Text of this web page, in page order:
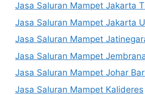
Jasa Saluran Mampet Jakarta
Jasa Saluran Mampet Jakarta
Jasa Saluran Mampet
Jasa Saluran Mampet
Jasa Saluran Mampet Johar
Jasa Saluran Mampet Kalideres